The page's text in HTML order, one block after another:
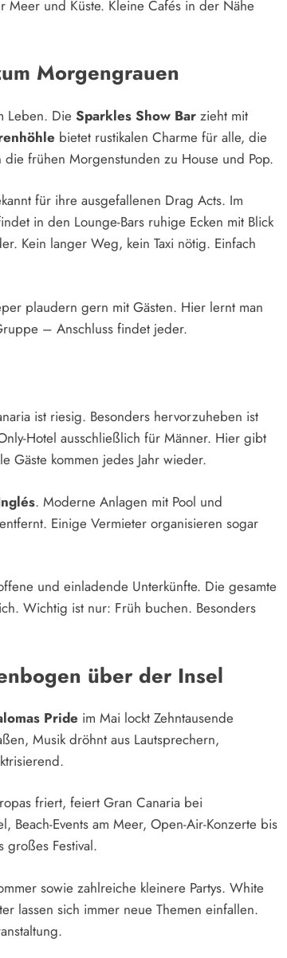
Meer und Küste. Kleine Cafés in der Nähe
Morgengrauen
Leben. Die Sparkles Show Bar zieht mit
bietet rustikalen Charme für alle, die
frühen Morgenstunden zu House und Pop.
für ihre ausgefallenen Drag Acts. Im
in den Lounge-Bars ruhige Ecken mit Blick
Kein langer Weg, kein Taxi nötig. Einfach
plaudern gern mit Gästen. Hier lernt man
– Anschluss findet jeder.
ist riesig. Besonders hervorzuheben ist
Hotel ausschließlich für Männer. Hier gibt
Gäste kommen jedes Jahr wieder.
. Moderne Anlagen mit Pool und
Einige Vermieter organisieren sogar
und einladende Unterkünfte. Die gesamte
Wichtig ist nur: Früh buchen. Besonders
über der Insel
Pride im Mai lockt Zehntausende
Musik dröhnt aus Lautsprechern,
friert, feiert Gran Canaria bei
Beach-Events am Meer, Open-Air-Konzerte bis
Festival.
sowie zahlreiche kleinere Partys. White
lassen sich immer neue Themen einfallen.